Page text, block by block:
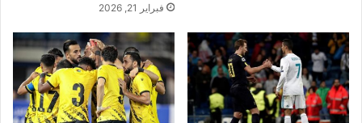
فبراير 21, 2026